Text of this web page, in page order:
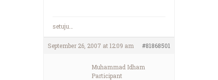
setuju…
September 26, 2007 at 12:09 am #81868501
Muhammad Idham
Participant